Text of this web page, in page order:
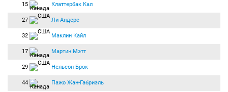
15 Клаттербак Кал
27 Ли Андерс
32 Маклин Кайл
17 Мартин Мэтт
29 Нельсон Брок
44 Пажо Жан-Габриэль